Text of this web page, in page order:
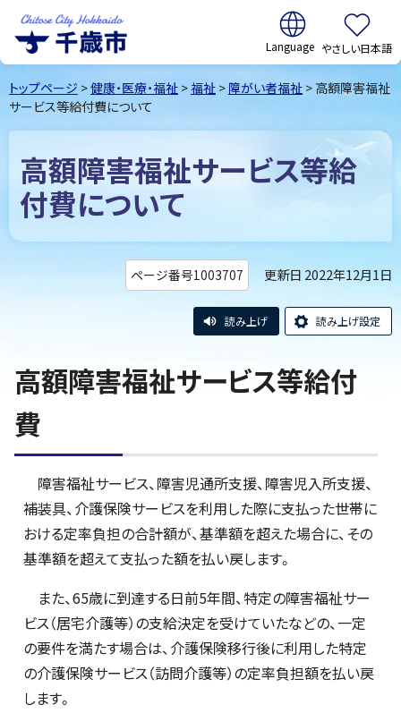
千歳市Chitose
City Hokkaido
翻訳:
やさしい日本語
トップページ >健康・医療・福祉 >福祉 > 障がい者福祉 > 高額障害福祉
サービス等給付費について
高額障害福祉サービス等給
付費について
ページ番号1003707 更新日 2022年12月1日
読み上げ 読み上げ設定
高額障害福祉サービス等給付
費
障害福祉サービス、障害児通所支援、障害児入所支援、
補装具、介護保険サービスを利用した際に支払った世帯に
おける定率負担の合計額が、基準額を超えた場合に、その
基準額を超えて支払った額を払い戻します。
また、65歳に到達する日前5年間、特定の障害福祉サー
ビス（居宅介護等）の支給決定を受けていたなどの、一定
の要件を満たす場合は、介護保険移行後に利用した特定
の介護保険サービス（訪問介護等）の定率負担額を払い戻
します。